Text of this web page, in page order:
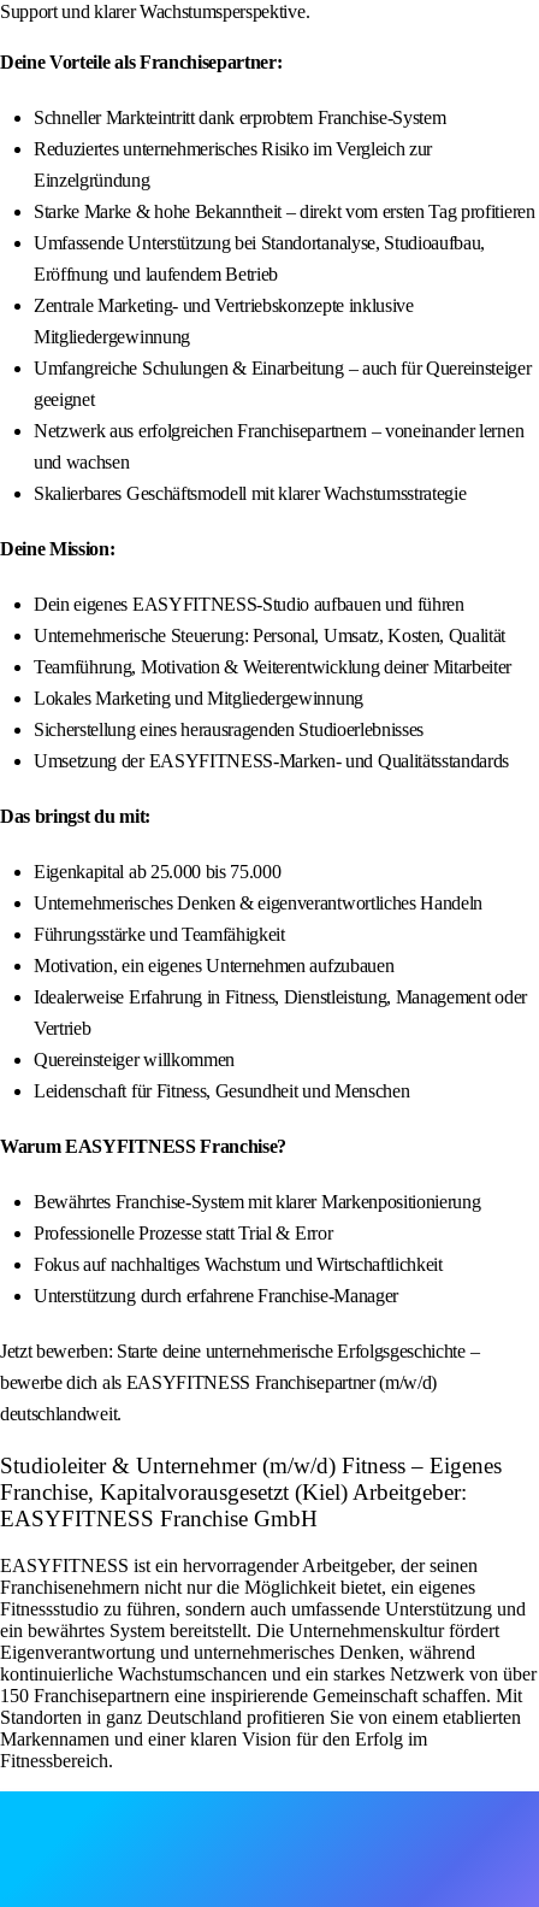
Support und klarer Wachstumsperspektive.
Deine Vorteile als Franchisepartner:
Schneller Markteintritt dank erprobtem Franchise-System
Reduziertes unternehmerisches Risiko im Vergleich zur
Einzelgründung
Starke Marke & hohe Bekanntheit – direkt vom ersten Tag profitieren
Umfassende Unterstützung bei Standortanalyse, Studioaufbau,
Eröffnung und laufendem Betrieb
Zentrale Marketing- und Vertriebskonzepte inklusive
Mitgliedergewinnung
Umfangreiche Schulungen & Einarbeitung – auch für Quereinsteiger
geeignet
Netzwerk aus erfolgreichen Franchisepartnern – voneinander lernen
und wachsen
Skalierbares Geschäftsmodell mit klarer Wachstumsstrategie
Deine Mission:
Dein eigenes EASYFITNESS-Studio aufbauen und führen
Unternehmerische Steuerung: Personal, Umsatz, Kosten, Qualität
Teamführung, Motivation & Weiterentwicklung deiner Mitarbeiter
Lokales Marketing und Mitgliedergewinnung
Sicherstellung eines herausragenden Studioerlebnisses
Umsetzung der EASYFITNESS-Marken- und Qualitätsstandards
Das bringst du mit:
Eigenkapital ab 25.000 bis 75.000
Unternehmerisches Denken & eigenverantwortliches Handeln
Führungsstärke und Teamfähigkeit
Motivation, ein eigenes Unternehmen aufzubauen
Idealerweise Erfahrung in Fitness, Dienstleistung, Management oder
Vertrieb
Quereinsteiger willkommen
Leidenschaft für Fitness, Gesundheit und Menschen
Warum EASYFITNESS Franchise?
Bewährtes Franchise-System mit klarer Markenpositionierung
Professionelle Prozesse statt Trial & Error
Fokus auf nachhaltiges Wachstum und Wirtschaftlichkeit
Unterstützung durch erfahrene Franchise-Manager
Jetzt bewerben: Starte deine unternehmerische Erfolgsgeschichte –
bewerbe dich als EASYFITNESS Franchisepartner (m/w/d)
deutschlandweit.
Studioleiter & Unternehmer (m/w/d) Fitness – Eigenes
Franchise, Kapitalvorausgesetzt (Kiel) Arbeitgeber:
EASYFITNESS Franchise GmbH
EASYFITNESS ist ein hervorragender Arbeitgeber, der seinen
Franchisenehmern nicht nur die Möglichkeit bietet, ein eigenes
Fitnessstudio zu führen, sondern auch umfassende Unterstützung und
ein bewährtes System bereitstellt. Die Unternehmenskultur fördert
Eigenverantwortung und unternehmerisches Denken, während
kontinuierliche Wachstumschancen und ein starkes Netzwerk von über
150 Franchisepartnern eine inspirierende Gemeinschaft schaffen. Mit
Standorten in ganz Deutschland profitieren Sie von einem etablierten
Markennamen und einer klaren Vision für den Erfolg im
Fitnessbereich.